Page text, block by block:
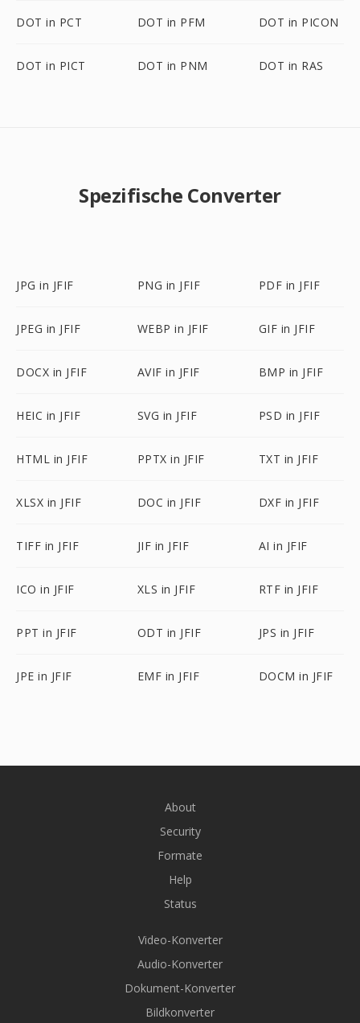
DOT in PCT DOT in PFM DOT in PICON
DOT in PICT DOT in PNM DOT in RAS
Spezifische Converter
JPG in JFIF PNG in JFIF PDF in JFIF
JPEG in JFIF WEBP in JFIF GIF in JFIF
DOCX in JFIF AVIF in JFIF BMP in JFIF
HEIC in JFIF SVG in JFIF PSD in JFIF
HTML in JFIF PPTX in JFIF TXT in JFIF
XLSX in JFIF DOC in JFIF DXF in JFIF
TIFF in JFIF JIF in JFIF AI in JFIF
ICO in JFIF XLS in JFIF RTF in JFIF
PPT in JFIF ODT in JFIF JPS in JFIF
JPE in JFIF EMF in JFIF DOCM in JFIF
About
Security
Formate
Help
Status
Video-Konverter
Audio-Konverter
Dokument-Konverter
Bildkonverter